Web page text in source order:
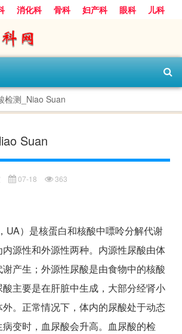
消化科 骨科 妇产科 眼科
儿科
神经科
检测_Niao Suan
Suan
07-18 363
UA）是核蛋白和核酸中嘌呤分解代谢
源性和外源性两种。内源性尿酸由体
产生；外源性尿酸是由食物中的核酸
主要是在肝脏中生成，大部分经肾小
。正常情况下，体内的尿酸处于动态
变时，血尿酸会升高。血尿酸的检